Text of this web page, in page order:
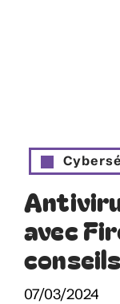
avec
07/03/2024